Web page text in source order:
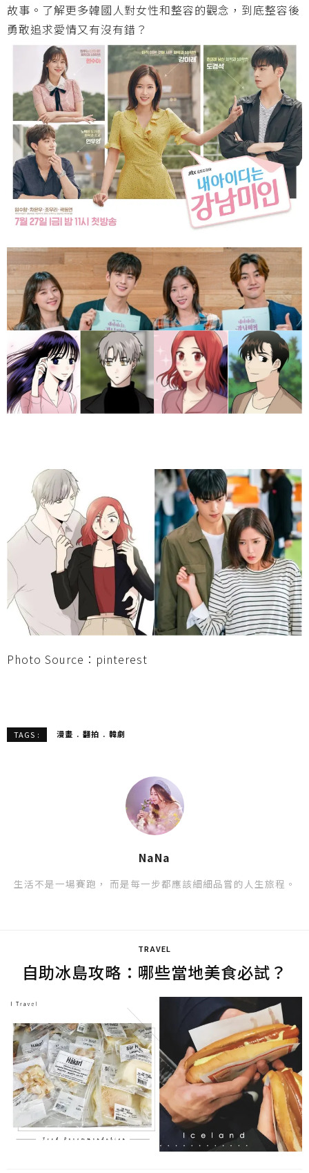
故事。了解更多韓國人對女性和整容的觀念，到底整容後
勇敢追求愛情又有沒有錯？
Photo Source：pinterest
TAGS : 漫畫 翻拍 韓劇
NaNa
生活不是一場賽跑， 而是每一步都應該細細品嘗的人生旅程。
TRAVEL
自助冰島攻略：哪些當地美食必試？